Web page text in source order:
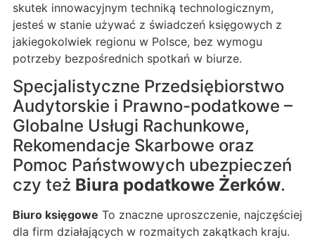
skutek innowacyjnym techniką technologicznym,
jesteś w stanie używać z świadczeń księgowych z
jakiegokolwiek regionu w Polsce, bez wymogu
potrzeby bezpośrednich spotkań w biurze.
Specjalistyczne Przedsiębiorstwo
Audytorskie i Prawno-podatkowe –
Globalne Usługi Rachunkowe,
Rekomendacje Skarbowe oraz
Pomoc Państwowych ubezpieczeń
czy też Biura podatkowe Żerków.
Biuro księgowe To znaczne uproszczenie, najczęściej
dla firm działających w rozmaitych zakątkach kraju.